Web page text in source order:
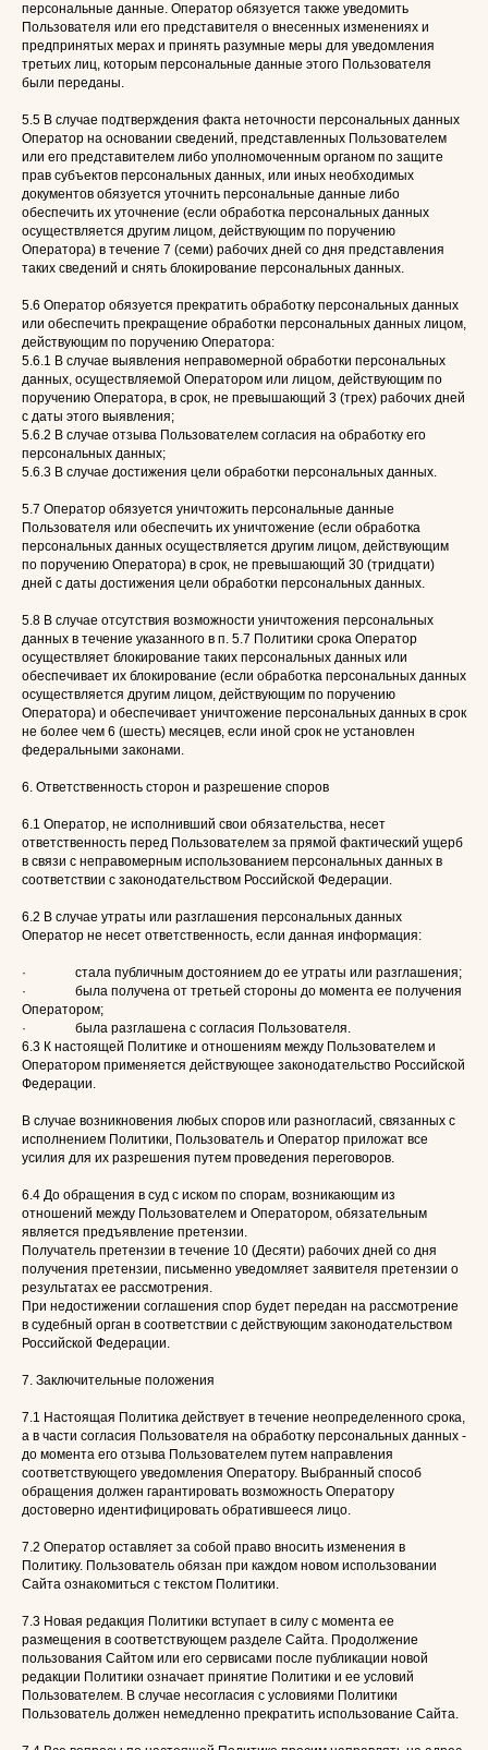
персональные данные. Оператор обязуется также уведомить
Пользователя или его представителя о внесенных изменениях и
предпринятых мерах и принять разумные меры для уведомления
третьих лиц, которым персональные данные этого Пользователя
были переданы.
5.5 В случае подтверждения факта неточности персональных данных
Оператор на основании сведений, представленных Пользователем
или его представителем либо уполномоченным органом по защите
прав субъектов персональных данных, или иных необходимых
документов обязуется уточнить персональные данные либо
обеспечить их уточнение (если обработка персональных данных
осуществляется другим лицом, действующим по поручению
Оператора) в течение 7 (семи) рабочих дней со дня представления
таких сведений и снять блокирование персональных данных.
5.6 Оператор обязуется прекратить обработку персональных данных
или обеспечить прекращение обработки персональных данных лицом,
действующим по поручению Оператора:
5.6.1 В случае выявления неправомерной обработки персональных
данных, осуществляемой Оператором или лицом, действующим по
поручению Оператора, в срок, не превышающий 3 (трех) рабочих дней
с даты этого выявления;
5.6.2 В случае отзыва Пользователем согласия на обработку его
персональных данных;
5.6.3 В случае достижения цели обработки персональных данных.
5.7 Оператор обязуется уничтожить персональные данные
Пользователя или обеспечить их уничтожение (если обработка
персональных данных осуществляется другим лицом, действующим
по поручению Оператора) в срок, не превышающий 30 (тридцати)
дней с даты достижения цели обработки персональных данных.
5.8 В случае отсутствия возможности уничтожения персональных
данных в течение указанного в п. 5.7 Политики срока Оператор
осуществляет блокирование таких персональных данных или
обеспечивает их блокирование (если обработка персональных данных
осуществляется другим лицом, действующим по поручению
Оператора) и обеспечивает уничтожение персональных данных в срок
не более чем 6 (шесть) месяцев, если иной срок не установлен
федеральными законами.
6. Ответственность сторон и разрешение споров
6.1 Оператор, не исполнивший свои обязательства, несет
ответственность перед Пользователем за прямой фактический ущерб
в связи с неправомерным использованием персональных данных в
соответствии с законодательством Российской Федерации.
6.2 В случае утраты или разглашения персональных данных
Оператор не несет ответственность, если данная информация:
· стала публичным достоянием до ее утраты или разглашения;
· была получена от третьей стороны до момента ее получения
Оператором;
· была разглашена с согласия Пользователя.
6.3 К настоящей Политике и отношениям между Пользователем и
Оператором применяется действующее законодательство Российской
Федерации.
В случае возникновения любых споров или разногласий, связанных с
исполнением Политики, Пользователь и Оператор приложат все
усилия для их разрешения путем проведения переговоров.
6.4 До обращения в суд с иском по спорам, возникающим из
отношений между Пользователем и Оператором, обязательным
является предъявление претензии.
Получатель претензии в течение 10 (Десяти) рабочих дней со дня
получения претензии, письменно уведомляет заявителя претензии о
результатах ее рассмотрения.
При недостижении соглашения спор будет передан на рассмотрение
в судебный орган в соответствии с действующим законодательством
Российской Федерации.
7. Заключительные положения
7.1 Настоящая Политика действует в течение неопределенного срока,
а в части согласия Пользователя на обработку персональных данных -
до момента его отзыва Пользователем путем направления
соответствующего уведомления Оператору. Выбранный способ
обращения должен гарантировать возможность Оператору
достоверно идентифицировать обратившееся лицо.
7.2 Оператор оставляет за собой право вносить изменения в
Политику. Пользователь обязан при каждом новом использовании
Сайта ознакомиться с текстом Политики.
7.3 Новая редакция Политики вступает в силу с момента ее
размещения в соответствующем разделе Сайта. Продолжение
пользования Сайтом или его сервисами после публикации новой
редакции Политики означает принятие Политики и ее условий
Пользователем. В случае несогласия с условиями Политики
Пользователь должен немедленно прекратить использование Сайта.